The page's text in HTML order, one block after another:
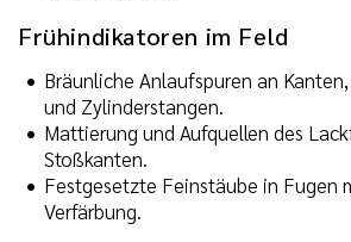
Frühindikatoren im Feld
Bräunliche Anlaufspuren an
und Zylinderstangen.
Mattierung und Aufquellen des
Stoßkanten.
Festgesetzte Feinstäube in Fugen
Verfärbung.